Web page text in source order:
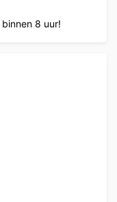
8 uur!